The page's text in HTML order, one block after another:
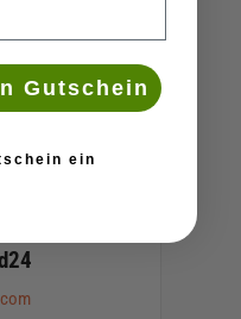
Gutschein
ein